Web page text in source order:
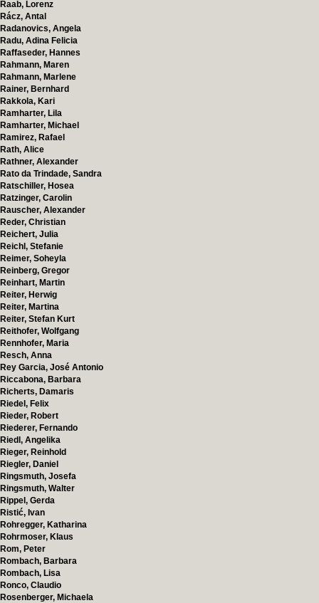
Raab, Lorenz
Rácz, Antal
Radanovics, Angela
Radu, Adina Felicia
Raffaseder, Hannes
Rahmann, Maren
Rahmann, Marlene
Rainer, Bernhard
Rakkola, Kari
Ramharter, Lila
Ramharter, Michael
Ramirez, Rafael
Rath, Alice
Rathner, Alexander
Rato da Trindade, Sandra
Ratschiller, Hosea
Ratzinger, Carolin
Rauscher, Alexander
Reder, Christian
Reichert, Julia
Reichl, Stefanie
Reimer, Soheyla
Reinberg, Gregor
Reinhart, Martin
Reiter, Herwig
Reiter, Martina
Reiter, Stefan Kurt
Reithofer, Wolfgang
Rennhofer, Maria
Resch, Anna
Rey Garcia, José Antonio
Riccabona, Barbara
Richerts, Damaris
Riedel, Felix
Rieder, Robert
Riederer, Fernando
Riedl, Angelika
Rieger, Reinhold
Riegler, Daniel
Ringsmuth, Josefa
Ringsmuth, Walter
Rippel, Gerda
Ristić, Ivan
Rohregger, Katharina
Rohrmoser, Klaus
Rom, Peter
Rombach, Barbara
Rombach, Lisa
Ronco, Claudio
Rosenberger, Michaela